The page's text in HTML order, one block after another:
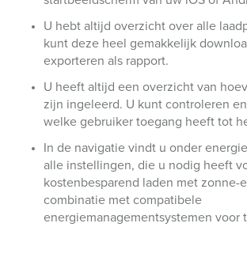
U hebt altijd overzicht over alle
kunt deze heel gemakkelijk
exporteren als rapport.
U heeft altijd een overzicht van
zijn ingeleerd. U kunt controleren
welke gebruiker toegang heeft tot
In de navigatie vindt u onder
alle instellingen, die u nodig heeft
kostenbesparend laden met zonne-
combinatie met compatibele
energiemanagementsystemen voor